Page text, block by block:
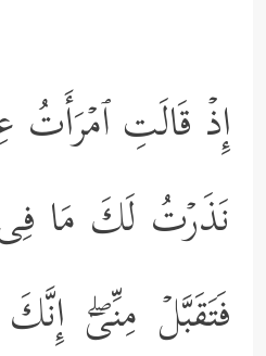
إِذۡ قَالَتِ
نَذَرۡتُ لَكَ مَا
فَتَقَبَّلۡ مِنِّیۤۖ